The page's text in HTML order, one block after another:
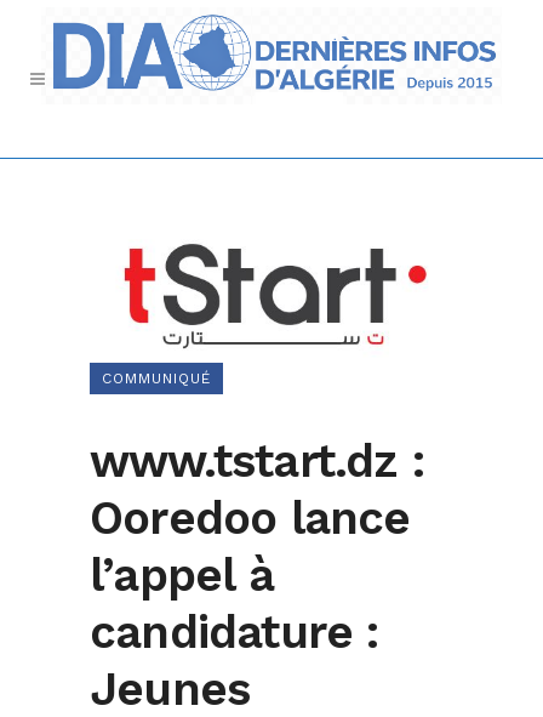
COMMUNIQUÉ
www.tstart.dz :
Ooredoo lance
l’appel à
candidature :
Jeunes